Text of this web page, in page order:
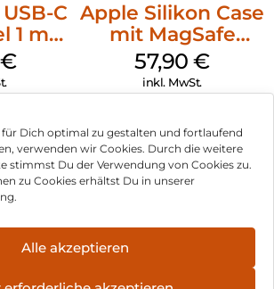
für Dich optimal zu gestalten und fortlaufend
verwenden wir Cookies. Durch die weitere
stimmst Du der Verwendung von Cookies zu.
zu Cookies erhältst Du in unserer
Alle akzeptieren
C
1 m
€
Apple Silikon Case
mit MagSafe
iPhone 14 Pro
(PRODUCT)RED
57,90€
inkl. MwSt.